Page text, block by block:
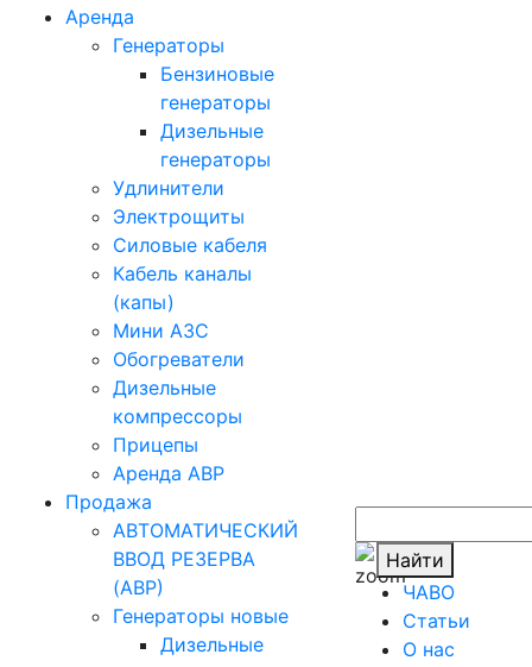
Аренда
Генераторы
Бензиновые
генераторы
Дизельные
генераторы
Удлинители
Электрощиты
Силовые кабеля
Кабель каналы
(капы)
Мини АЗС
Обогреватели
Дизельные
компрессоры
Прицепы
Аренда АВР
Продажа
АВТОМАТИЧЕСКИЙ
ВВОД РЕЗЕРВА
(АВР)
Генераторы новые
Дизельные
Найти
ЧАВО
Cтатьи
O нас